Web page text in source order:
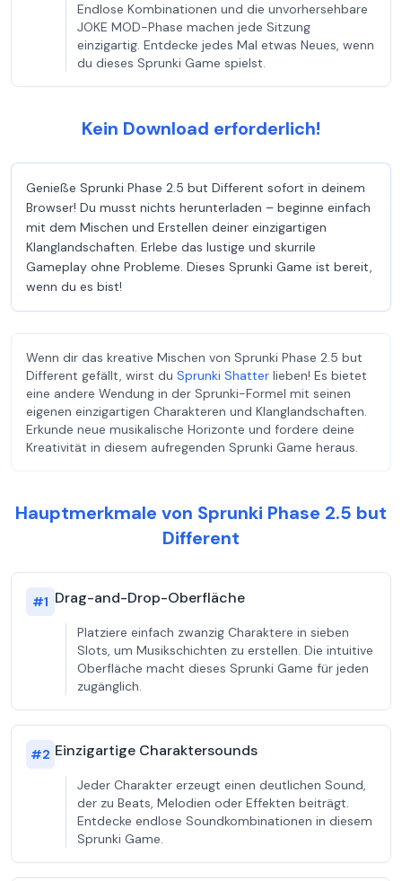
Endlose Kombinationen und die unvorhersehbare
JOKE MOD-Phase machen jede Sitzung
einzigartig. Entdecke jedes Mal etwas Neues, wenn
du dieses Sprunki Game spielst.
Kein Download erforderlich!
Genieße Sprunki Phase 2.5 but Different sofort in deinem
Browser! Du musst nichts herunterladen – beginne einfach
mit dem Mischen und Erstellen deiner einzigartigen
Klanglandschaften. Erlebe das lustige und skurrile
Gameplay ohne Probleme. Dieses Sprunki Game ist bereit,
wenn du es bist!
Wenn dir das kreative Mischen von Sprunki Phase 2.5 but
Different gefällt, wirst du Sprunki Shatter lieben! Es bietet
eine andere Wendung in der Sprunki-Formel mit seinen
eigenen einzigartigen Charakteren und Klanglandschaften.
Erkunde neue musikalische Horizonte und fordere deine
Kreativität in diesem aufregenden Sprunki Game heraus.
Hauptmerkmale von Sprunki Phase 2.5 but
Different
#1 Drag-and-Drop-Oberfläche
Platziere einfach zwanzig Charaktere in sieben
Slots, um Musikschichten zu erstellen. Die intuitive
Oberfläche macht dieses Sprunki Game für jeden
zugänglich.
#2 Einzigartige Charaktersounds
Jeder Charakter erzeugt einen deutlichen Sound,
der zu Beats, Melodien oder Effekten beiträgt.
Entdecke endlose Soundkombinationen in diesem
Sprunki Game.